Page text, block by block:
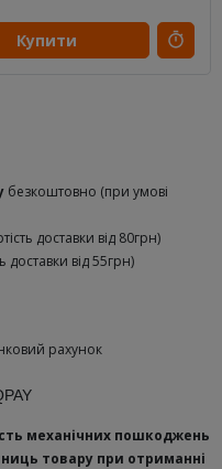
Купити
безкоштовно (при умові
доставки від 80грн)
доставки від 55грн)
рахунок
механічних пошкоджень
товару при отриманні